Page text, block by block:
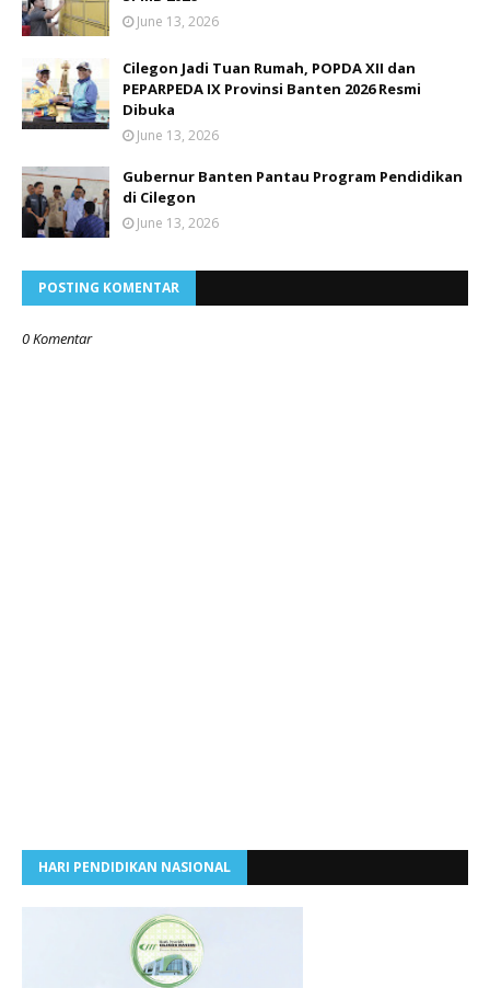
June 13, 2026
Cilegon Jadi Tuan Rumah, POPDA XII dan
PEPARPEDA IX Provinsi Banten 2026 Resmi
Dibuka
June 13, 2026
Gubernur Banten Pantau Program Pendidikan
di Cilegon
June 13, 2026
POSTING KOMENTAR
0 Komentar
HARI PENDIDIKAN NASIONAL